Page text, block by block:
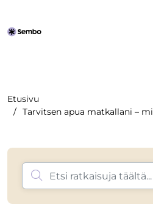
Etusivu
Tarvitsen apua matkallani –